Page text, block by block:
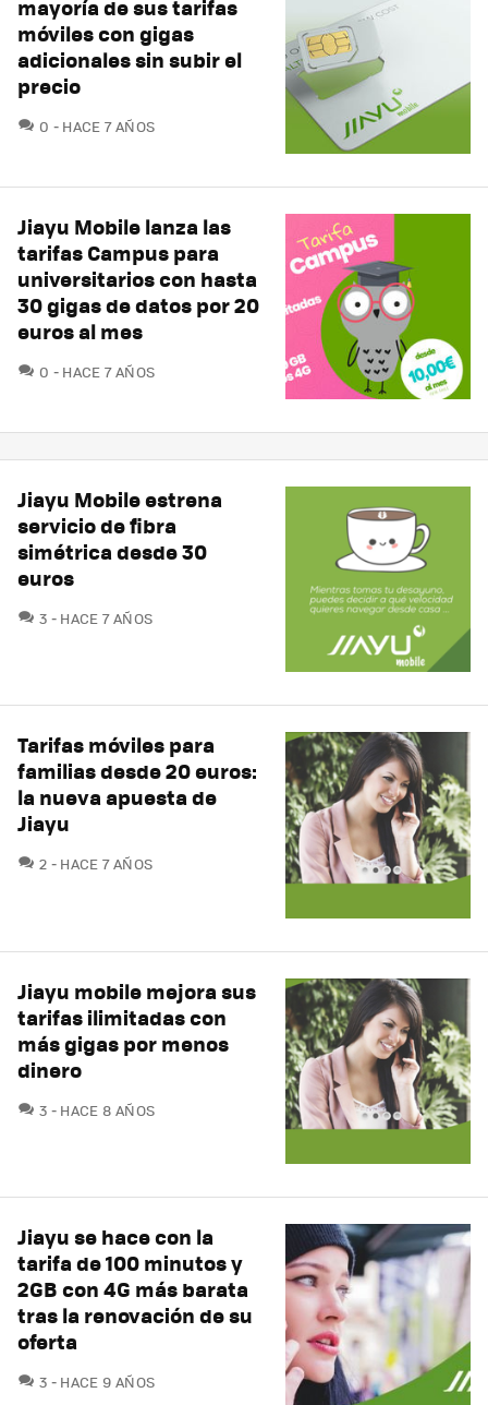
mayoría de sus tarifas
móviles con gigas
adicionales sin subir el
precio
0 COMENTARIOS
HACE 7 AÑOS
Jiayu Mobile lanza las
tarifas Campus para
universitarios con hasta
30 gigas de datos por 20
euros al mes
0 COMENTARIOS
HACE 7 AÑOS
Jiayu Mobile estrena
servicio de fibra
simétrica desde 30
euros
3 COMENTARIOS
HACE 7 AÑOS
Tarifas móviles para
familias desde 20 euros:
la nueva apuesta de
Jiayu
2 COMENTARIOS
HACE 7 AÑOS
Jiayu mobile mejora sus
tarifas ilimitadas con
más gigas por menos
dinero
3 COMENTARIOS
HACE 8 AÑOS
Jiayu se hace con la
tarifa de 100 minutos y
2GB con 4G más barata
tras la renovación de su
oferta
3 COMENTARIOS
HACE 9 AÑOS